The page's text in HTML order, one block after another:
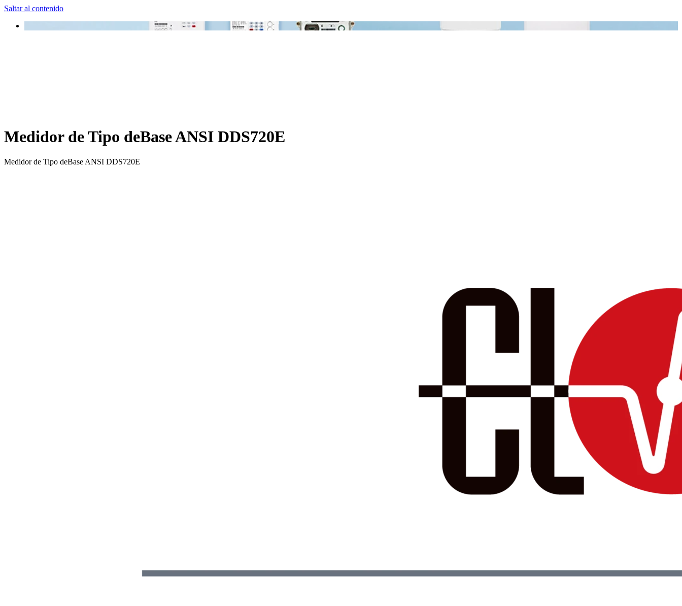
Saltar al contenido
Medidor de Tipo deBase ANSI DDS720E
Medidor de Tipo deBase ANSI DDS720E